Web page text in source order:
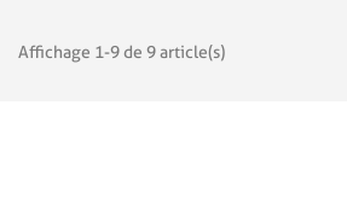
Affichage 1-9 de 9 article(s)